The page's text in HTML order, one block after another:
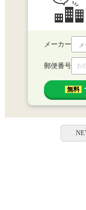
メーカー
郵便番号
無料